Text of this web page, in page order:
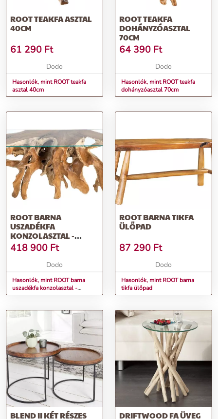
ROOT TEAKFA ASZTAL
40CM
61 290 Ft
Dodo
Hasonlók, mint ROOT teakfa
asztal 40cm
ROOT TEAKFA
DOHÁNYZÓASZTAL
70CM
64 390 Ft
Dodo
Hasonlók, mint ROOT teakfa
dohányzóasztal 70cm
ROOT BARNA
USZADÉKFA
KONZOLASZTAL -
ÜVEGLAP NÉLKÜL
418 900 Ft
Dodo
Hasonlók, mint ROOT barna
uszadékfa konzolasztal -
ÜVEGLAP NÉLKÜL
ROOT BARNA TIKFA
ÜLŐPAD
87 290 Ft
Dodo
Hasonlók, mint ROOT barna
tikfa ülőpad
BLEND II KÉT RÉSZES
DRIFTWOOD FA ÜVEG